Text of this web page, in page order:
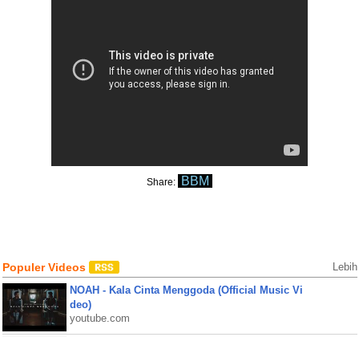
Share: BBM
Populer Videos Lebih
NOAH - Kala Cinta Menggoda (Official Music Vi
deo)
youtube.com